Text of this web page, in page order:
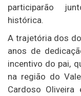
participarão
histórica.
A trajetória dos
anos de
incentivo do pai,
na região do
Cardoso Oliveira